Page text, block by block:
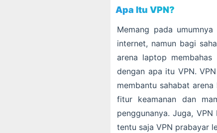
Apa Itu VPN?
Memang pada
internet, namun bagi
arena laptop
dengan apa itu VPN.
membantu sahabat
fitur keamanan dan
penggunanya. Juga,
tentu saja VPN prabayar